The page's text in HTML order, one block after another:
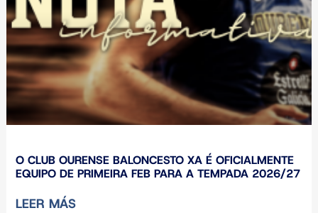
O CLUB OURENSE BALONCESTO XA É OFICIALMENTE
EQUIPO DE PRIMEIRA FEB PARA A TEMPADA 2026/27
LEER MÁS